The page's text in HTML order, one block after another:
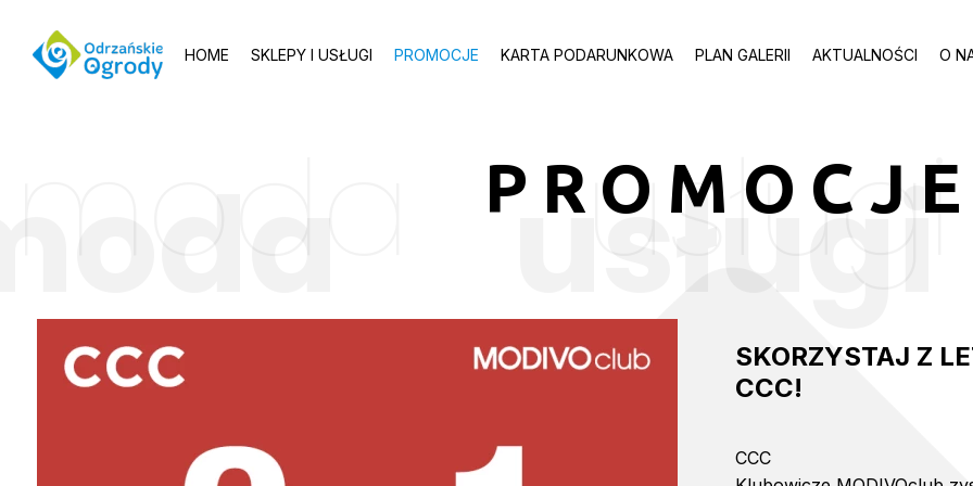
HOME SKLEPY I USŁUGI PROMOCJE KARTA PODARUNKOWA PLAN GALERII AKTUALNOŚCI O
PROMOCJE
usługi
moda usługi
SKORZYSTAJ Z
CCC!
CCC